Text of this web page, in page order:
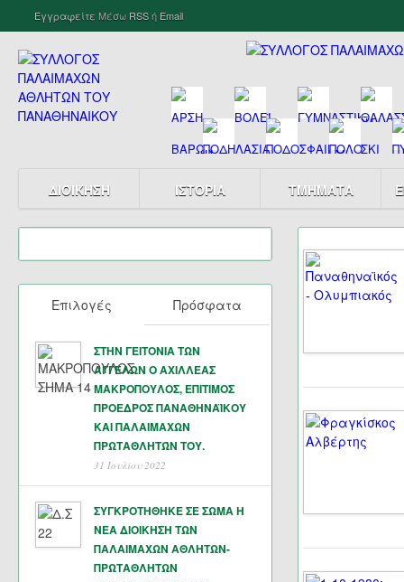
Εγγραφείτε Μέσω RSSή Email
ΔΙΟΙΚΗΣΗ ΙΣΤΟΡΙΑ ΤΜΗΜΑΤΑ
Επιλογές Πρόσφατα
ΣΤΗΝ ΓΕΙΤΟΝΙΑ ΤΩΝ
ΑΓΓΕΛΩΝ Ο ΑΧΙΛΛΕΑΣ
ΜΑΚΡΟΠΟΥΛΟΣ, ΕΠΙΤΙΜΟΣ
ΠΡΟΕΔΡΟΣ ΠΑΝΑΘΗΝΑΪΚΟΥ
ΚΑΙ ΠΑΛΑΙΜΑΧΩΝ
ΠΡΩΤΑΘΛΗΤΏΝ ΤΟΥ.
31 Ιουλίου 2022
ΣΥΓΚΡΟΤΗΘΗΚΕ ΣΕ ΣΩΜΑ Η
ΝΕΑ ΔΙΟΙΚΗΣΗ ΤΩΝ
ΠΑΛΑΙΜΑΧΩΝ ΑΘΛΗΤΩΝ-
ΠΡΩΤΑΘΛΗΤΩΝ